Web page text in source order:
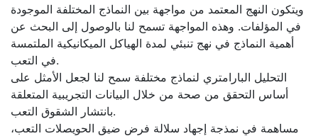
ويتكون النهج المعتمد من مواجهة بين النماذج المختلفة الموجودة
في المؤلفات. وهذه المواجهة تسمح لنا بالوصول إلى البحث عن
أهمية النماذج في نهج تنبئي لمدة الهياكل الميكانيكية الملتمسة
في التعب.
التحليل البارامتري لنماذج مختلفة سمح لنا لجعل الأمثل على
أساس التحقق من صحة من خلال البيانات التجريبية المتعلقة
بانتشار الشقوق التعب.
مساهمة في نمذجة إجهاد سلالة فرض ضيق الحويصلات التعب،